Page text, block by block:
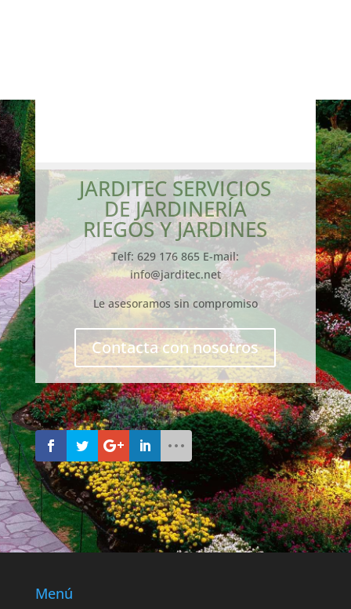
JARDITEC SERVICIOS
DE JARDINERÍA
RIEGOS Y JARDINES
Telf: 629 176 865 E-mail:
info@jarditec.net
Le asesoramos sin compromiso
Contacta con nosotros
Menú